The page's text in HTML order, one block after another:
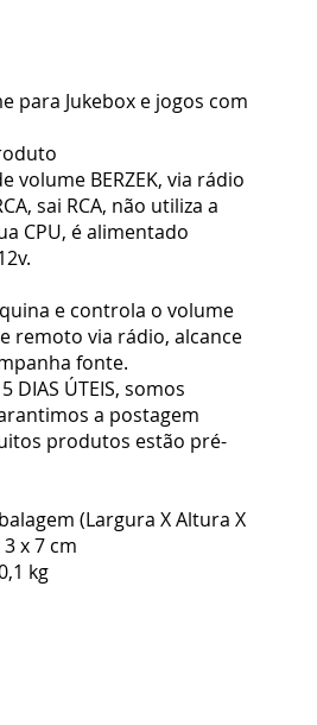
para Jukebox e jogos com
volume BERZEK, via rádio
sai RCA, não utiliza a
CPU, é alimentado
e controla o volume
remoto via rádio, alcance
fonte.
DIAS ÚTEIS, somos
a postagem
produtos estão pré-
(Largura X Altura X
x 7 cm
kg